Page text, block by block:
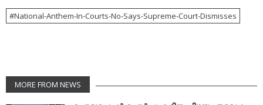
National-Anthem-In-Courts-No-Says-Supreme-Court-Dismisses
MORE FROM NEWS